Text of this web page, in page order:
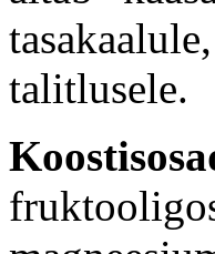
talitlusele.